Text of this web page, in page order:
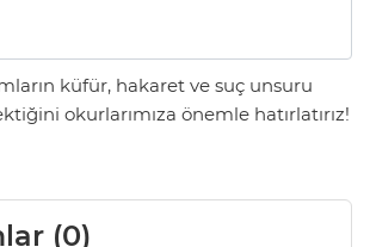
küfür, hakaret ve suç unsuru
okurlarımıza önemle hatırlatırız!
(0)